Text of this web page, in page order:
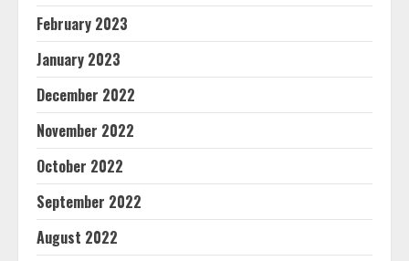
February 2023
January 2023
December 2022
November 2022
October 2022
September 2022
August 2022